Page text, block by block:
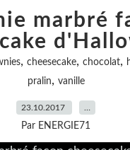
marbré
, cheesecake, chocolat,
pralin, vanille
23.10.2017
Par ENERGIE71